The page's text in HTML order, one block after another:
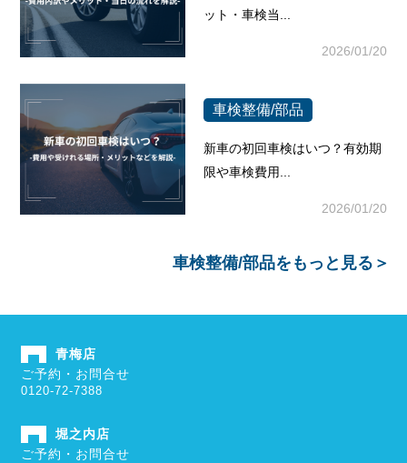
ット・車検当...
2026/01/20
車検整備/部品
新車の初回車検はいつ？有効期
限や車検費用...
2026/01/20
車検整備/部品をもっと見る＞
青梅店
ご予約・お問合せ
0120-72-7388
堀之内店
ご予約・お問合せ